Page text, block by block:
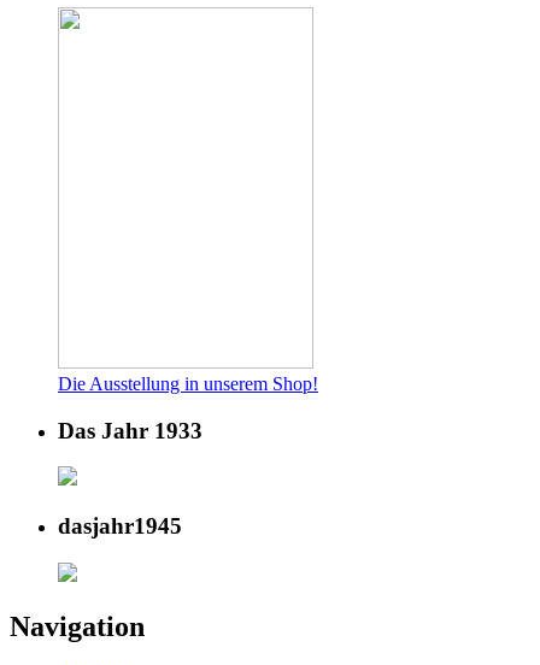
Die Ausstellung in unserem Shop!
Das Jahr 1933
dasjahr1945
Navigation